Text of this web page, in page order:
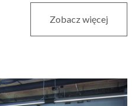
Zobacz więcej